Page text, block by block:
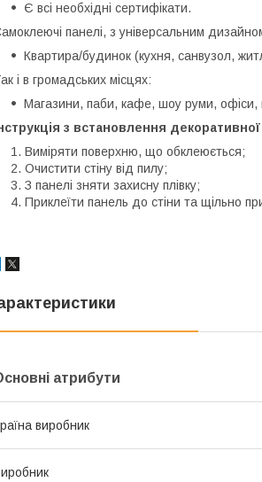
Є всі необхідні сертифікати.
панелі, з універсальним
Квартира/будинок (кухня, санвузол,
і в громадських місцях:
Магазини, паби, кафе, шоу руми, офіси,
з встановлення декоративної
Виміряти поверхню, що обклеюється;
Очистити стіну від пилу;
З панелі зняти захисну плівку;
Приклеїти панель до стіни та щільно
атрибути
виробник